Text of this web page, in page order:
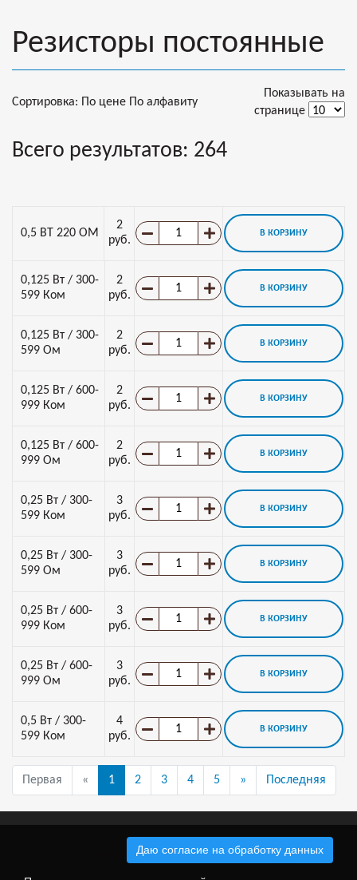
Резисторы постоянные
Сортировка: По цене По алфавиту
Показывать на
странице
Всего результатов: 264
0,5 ВТ 220 ОМ
2
руб.
В КОРЗИНУ
0,125 Вт / 300-
599 Ком
2
руб.
В КОРЗИНУ
0,125 Вт / 300-
599 Ом
2
руб.
В КОРЗИНУ
0,125 Вт / 600-
999 Ком
2
руб.
В КОРЗИНУ
0,125 Вт / 600-
999 Ом
2
руб.
В КОРЗИНУ
0,25 Вт / 300-
599 Ком
3
руб.
В КОРЗИНУ
0,25 Вт / 300-
599 Ом
3
руб.
В КОРЗИНУ
0,25 Вт / 600-
999 Ком
3
руб.
В КОРЗИНУ
0,25 Вт / 600-
999 Ом
3
руб.
В КОРЗИНУ
0,5 Вт / 300-
599 Ком
4
руб.
В КОРЗИНУ
Первая « 1 2 3 4 5 » Последняя
Электронные компоненты
Даю согласие на обработку данных